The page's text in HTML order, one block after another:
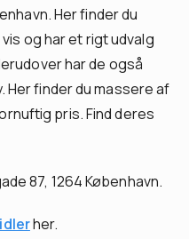
Her finder du
og har et rigt udvalg
har de også
finder du massere af
pris. Find deres
87, 1264 København.
her.